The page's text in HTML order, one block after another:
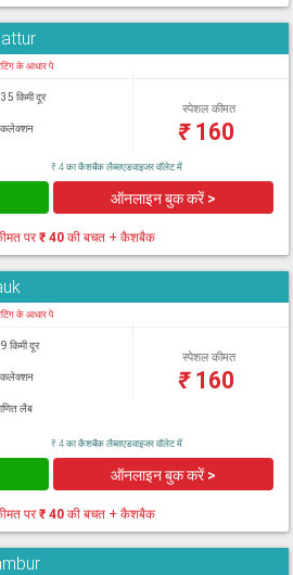
के आधार पे
किमी दूर
कलेक्शन
स्पेशल कीमत
₹160
₹ 4 का कैशबैक लैब्सएडवाइजर वॉलेट में
ऑनलाइन बुक करें >
पर₹ 40 की बचत + कैशबैक
के आधार पे
किमी दूर
कलेक्शन
लैब
स्पेशल कीमत
₹160
₹ 4 का कैशबैक लैब्सएडवाइजर वॉलेट में
ऑनलाइन बुक करें >
पर₹ 40 की बचत + कैशबैक